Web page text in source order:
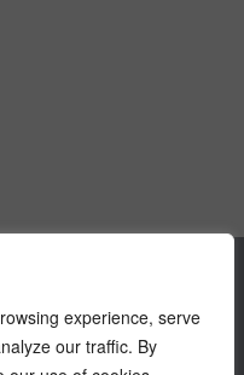
experience, serve
our traffic. By